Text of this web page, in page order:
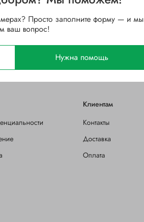
Ширина B, мм
Зазор
Клиентам
Контакты
Доставка
Оплата
Просто заполните форму — и мы
ваш вопрос!
Нужна помощь